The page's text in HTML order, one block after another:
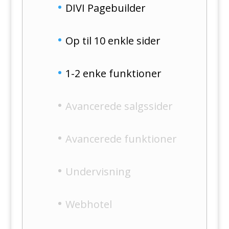
DIVI Pagebuilder
Op til 10 enkle sider
1-2 enke funktioner
Avancerede salgssider
Avancerede funktioner
Undervisning
Webhotel